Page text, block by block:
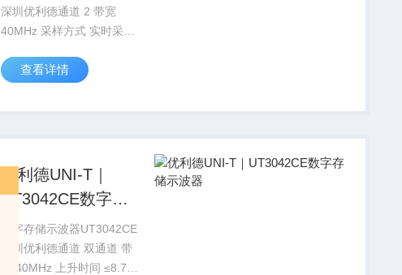
深圳优利德通道 2 带宽
40MHz 采样方式 实时采样
显示色彩 单色
查看详情
优利德UNI-T｜
UT3042CE数字存
储示波器
数字存储示波器UT3042CE
深圳优利德通道 双通道 带
宽 40MHz 上升时间 ≤8.7ns